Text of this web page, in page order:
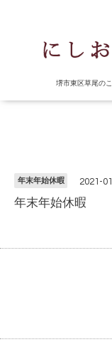
堺市東区草尾の
年末年始休暇 2021-
年末年始休暇